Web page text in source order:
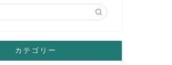
カテゴリー